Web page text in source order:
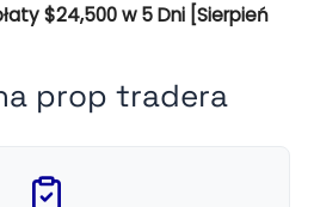
$24,500 w 5 Dni [Sierpień
prop tradera